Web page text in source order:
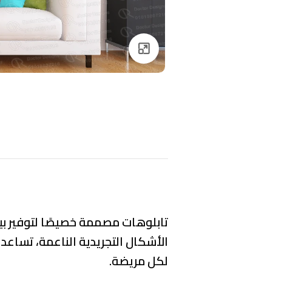
Click to enlarge
تابلوهات مصممة خصيصًا لتوفير
الأشكال التجريدية الناعمة،
لكل مريضة.